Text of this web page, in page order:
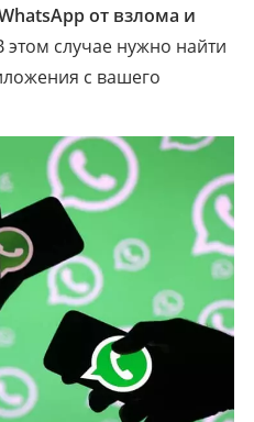
от взлома и
этом случае нужно найти
с вашего